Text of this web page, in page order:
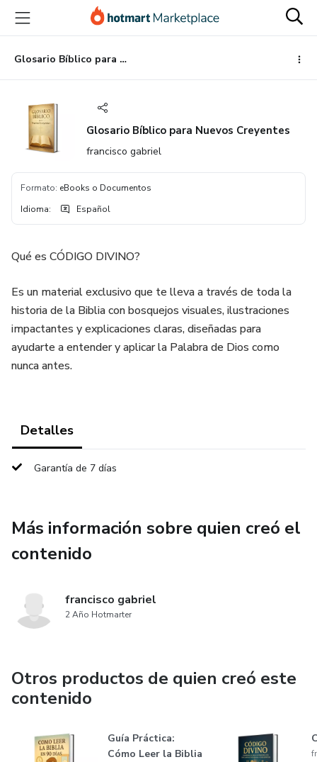
principal
página
de
página
Glosario Bíblico para Nuevos Creyentes
Glosario Bíblico para Nuevos Creyentes
francisco gabriel
Formato: eBooks o Documentos
Idioma: Español
Qué es CÓDIGO DIVINO?
Es un material exclusivo que te lleva a través de toda la
historia de la Biblia con bosquejos visuales, ilustraciones
impactantes y explicaciones claras, diseñadas para
ayudarte a entender y aplicar la Palabra de Dios como
nunca antes.
Detalles
Garantía de 7 días
Más información sobre quien creó el
contenido
francisco gabriel
2 Año Hotmarter
Otros productos de quien creó este
contenido
Guía Práctica:
Cómo Leer la Biblia